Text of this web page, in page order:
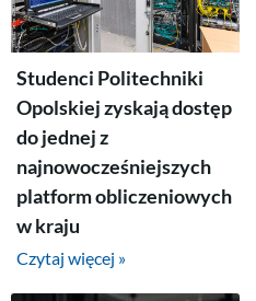
Studenci Politechniki
Opolskiej zyskają dostęp
do jednej z
najnowocześniejszych
platform obliczeniowych
w kraju
Czytaj więcej »